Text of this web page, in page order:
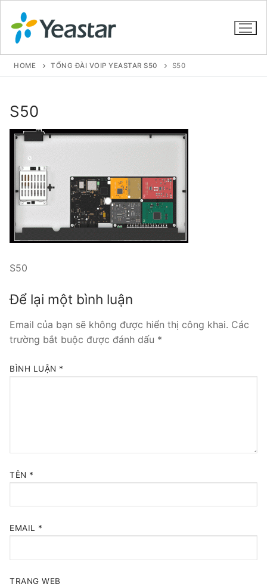
GIỚI THIỆU
SẢN PHẨM
VOIP PBX FOR SME
Tổng đài VoIP Yeastar S412
Tổng đài VoIP Yeastar S20
Tổng đài VoIP Yeastar S50
Tổng đài Yeastar Cloud
IPPBX FOR LARGE ENTERPRISES
FXO VoIP Gateway
HOME TỔNG ĐÀI VOIP YEASTAR S50 S50
S50
S50
Để lại một bình luận
Email của bạn sẽ không được hiển thị công khai. Các
trường bắt buộc được đánh dấu *
BÌNH LUẬN *
TÊN *
EMAIL *
TRANG WEB